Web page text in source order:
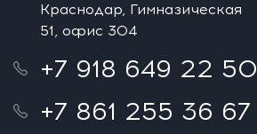
Краснодар, Гимназическая
51, офис 304
+7 918 649 22 50
+7 861 255 36 67